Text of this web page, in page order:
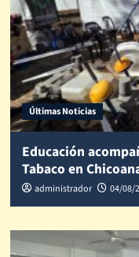
Últimas Noticias
Educación
Tabaco en
administrador 04/08/